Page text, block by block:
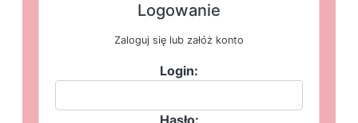
Logowanie
Zaloguj się lub załóż konto
Login: